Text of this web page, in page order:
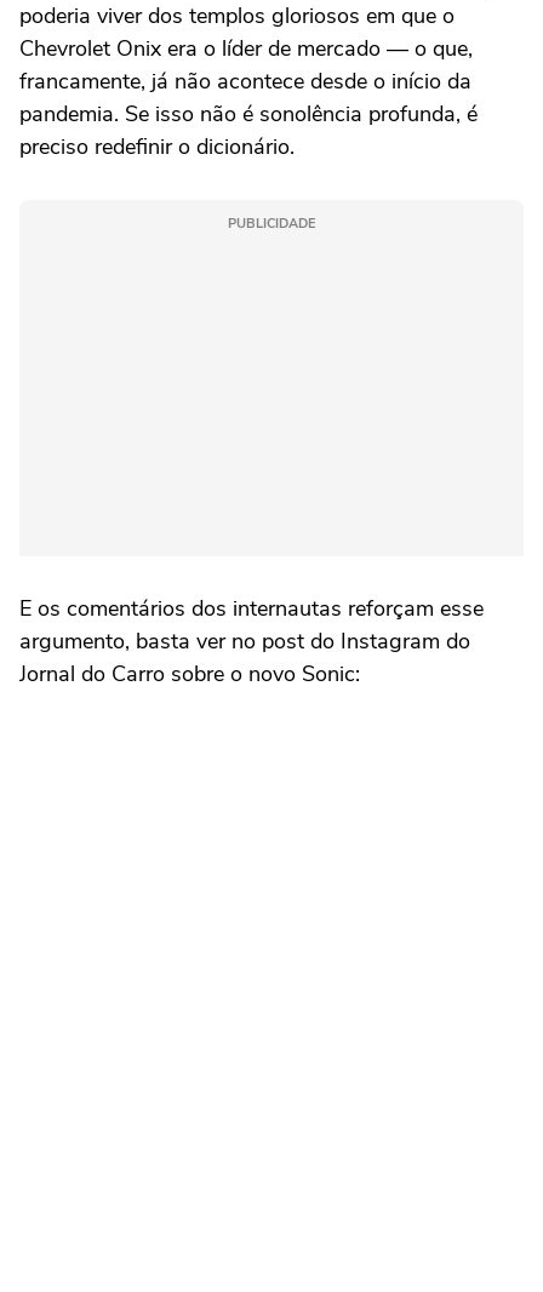
poderia viver dos templos gloriosos em que o
Chevrolet Onix era o líder de mercado — o que,
francamente, já não acontece desde o início da
pandemia. Se isso não é sonolência profunda, é
preciso redefinir o dicionário.
PUBLICIDADE
E os comentários dos internautas reforçam esse
argumento, basta ver no post do Instagram do
Jornal do Carro sobre o novo Sonic: